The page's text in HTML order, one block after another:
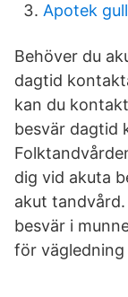
Apotek
Behöver du
dagtid
kan du
besvär dagtid
dig vid akuta
akut
besvär i
för